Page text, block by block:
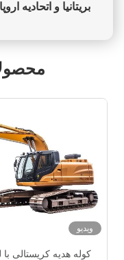
بریتانیا و اتحادیه
ویدیو
کوله هدیه کریستالی با